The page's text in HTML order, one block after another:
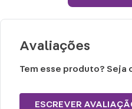
secadora.
Não limpar a seco.
Avaliações
Tem esse produto?
ESCREVER